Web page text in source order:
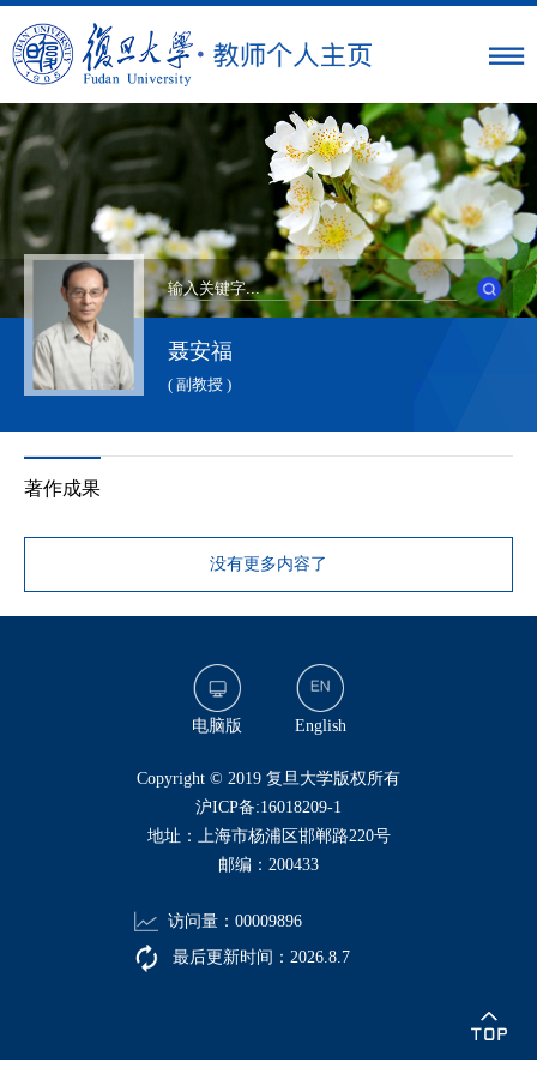
聂安福
( 副教授 )
著作成果
没有更多内容了
电脑版 English
​Copyright © 2019 复旦大学版权所有
沪ICP备:16018209-1
地址：上海市杨浦区邯郸路220号
邮编：200433
访问量： 00009896
最后更新时间： 2026 8 7